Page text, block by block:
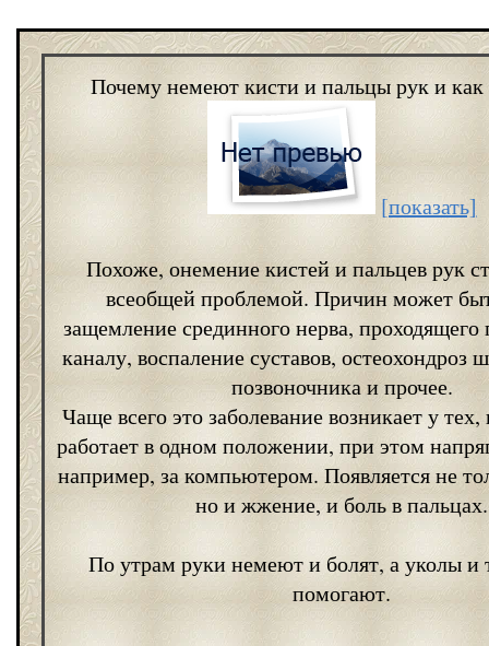
Почему немеют кисти и пальцы рук и как
[показать]
Похоже, онемение кистей и пальцев рук
всеобщей проблемой. Причин может
защемление срединного нерва, проходящего
каналу, воспаление суставов, остеохондроз
позвоночника и прочее.
Чаще всего это заболевание возникает у
работает в одном положении, при этом
например, за компьютером. Появляется не
но и жжение, и боль в пальцах.
По утрам руки немеют и болят, а уколы и
помогают.